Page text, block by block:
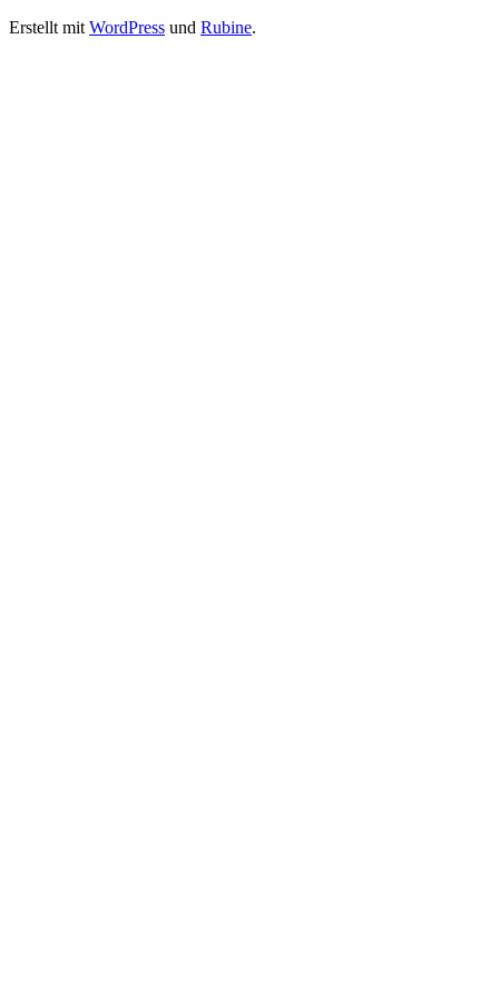
Erstellt mit WordPress und Rubine.